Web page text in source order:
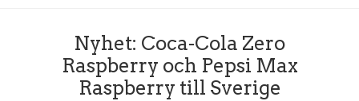
Nyhet: Coca-Cola Zero
Raspberry och Pepsi Max
Raspberry till Sverige